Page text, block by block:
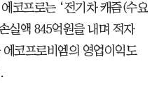
코프로는 ‘전기차 캐즘(수요
실액 845억원을 내며 적자
코프로비엠의 영업이익도